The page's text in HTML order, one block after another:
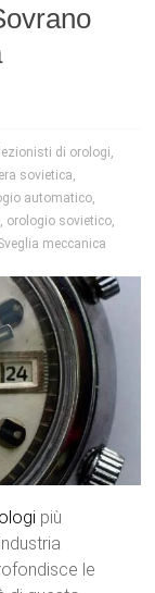
di orologi,
sovietica,
automatico,
, orologio sovietico,
meccanica
più
le